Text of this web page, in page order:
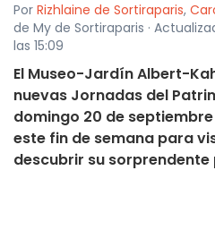
Por Rizhlaine de Sortiraparis,
de My de Sortiraparis ·
las 15:09
El Museo-Jardín Albert-
nuevas Jornadas del
domingo 20 de
este fin de semana para
descubrir su